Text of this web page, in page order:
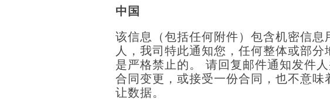
中国
该信息（包括任何附件）包含机密信
人，我司特此通知您，任何整体或部
是严格禁止的。 请回复邮件通知发件
合同变更，或接受一份合同，也不意
让数据。